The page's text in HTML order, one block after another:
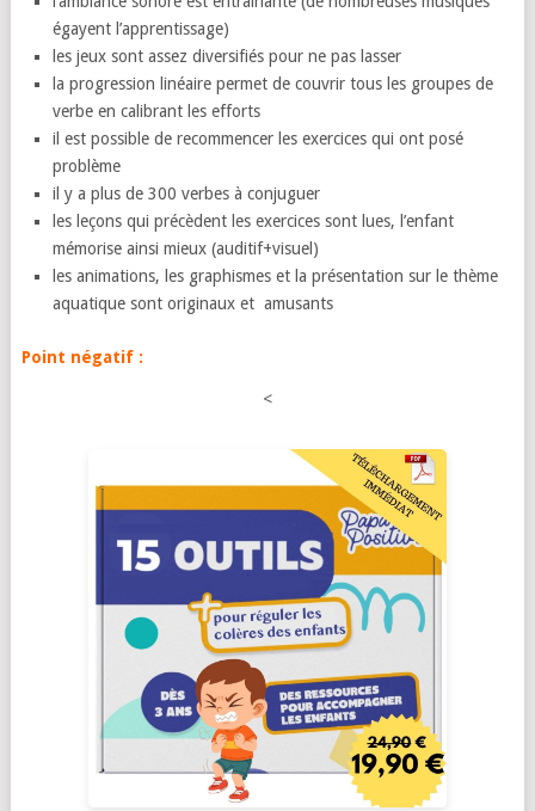
égayent l’apprentissage)
les jeux sont assez diversifiés pour ne pas lasser
la progression linéaire permet de couvrir tous les groupes de
verbe en calibrant les efforts
il est possible de recommencer les exercices qui ont posé
problème
il y a plus de 300 verbes à conjuguer
les leçons qui précèdent les exercices sont lues, l’enfant
mémorise ainsi mieux (auditif+visuel)
les animations, les graphismes et la présentation sur le thème
aquatique sont originaux et amusants
Point négatif :
<